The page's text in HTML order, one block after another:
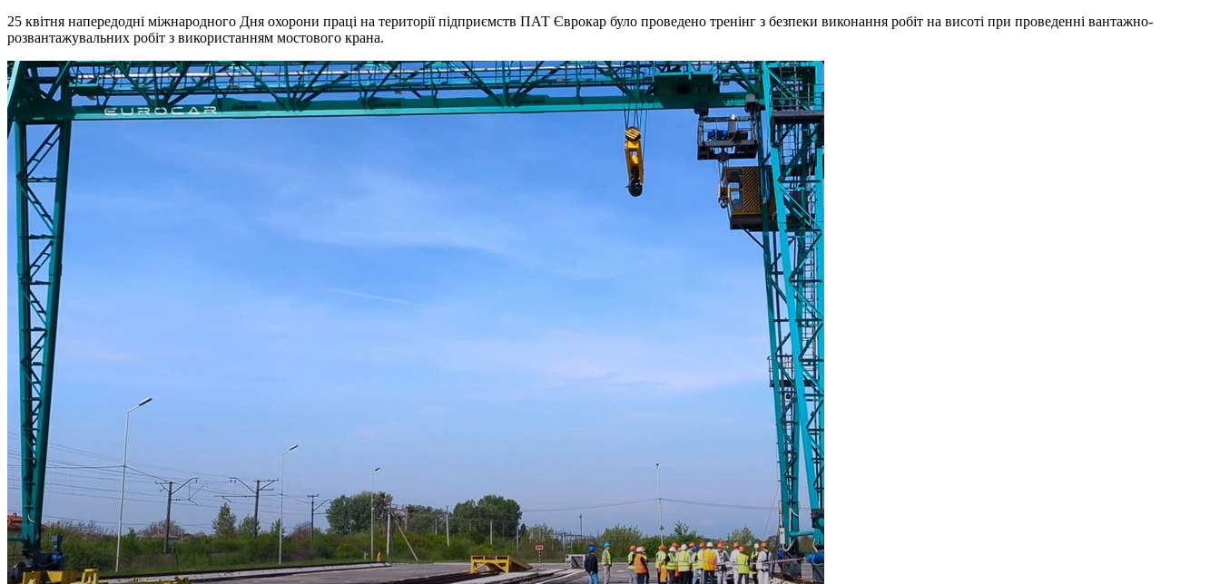
25 квітня напередодні міжнародного Дня охорони праці на території підприємств ПАТ Єврокар було проведено тренінг з безпеки виконання робіт на висоті при проведенні вантажно-
розвантажувальних робіт з використанням мостового крана.